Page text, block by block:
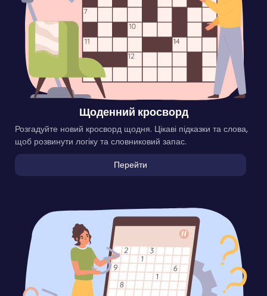
Щоденний кросворд
Розгадуйте новий кросворд щодня. Цікаві підказки та слова,
щоб розвинути логіку та словниковий запас.
Перейти